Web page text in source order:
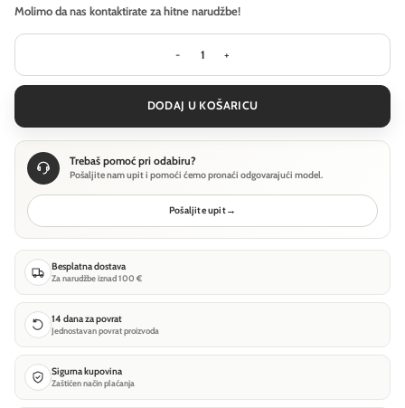
Molimo da nas kontaktirate za hitne narudžbe!
Downlight Maytoni Hoop - Crno sa
DODAJ U KOŠARICU
Trebaš pomoć pri odabiru?
Pošaljite nam upit i pomoći ćemo pronaći odgovarajući model.
Pošaljite upit→
Besplatna dostava
Za narudžbe iznad 100 €
14 dana za povrat
Jednostavan povrat proizvoda
Sigurna kupovina
Zaštićen način plaćanja